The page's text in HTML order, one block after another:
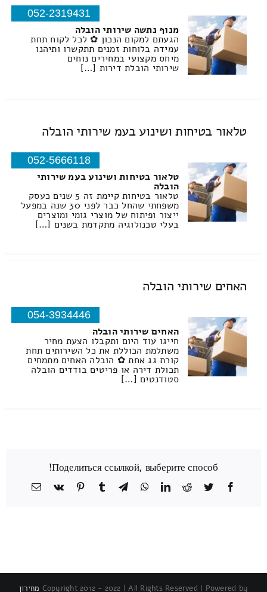
052-2319431
מנוף נתשה שירותי הובלה
הגעתם למקום הנכון ✿ לכל לקוח תחת
עמידה בלוחות זמנים תתקשרו ותיהנו
מיחס מקצועי במחירים נוחים
שירותי הובלת דירות […]
טלאור בטיחות ושינוע בעמ שירותי הובלה
052-5666118
טלאור בטיחות ושינוע בעמ שירותי
הובלה
טלאור בטיחות קיימת זה 5 שנים כעסק
משפחתי שהחל כבר לפני 30 שנה במפעל
ייצור ופיתוח של מוצרי גומי ומוצרים
בעלי טכנולוגיה מתקדמת בשנים […]
האחים שירותי הובלה
054-3934446
האחים שירותי הובלה
חייגו עוד היום ותקבלו הצעת מחיר
משתלמת הכוללת את כל השירותים תחת
קורת גג אחת ✿ הובלה האחים מתמחים
תכולת דירה או פריטים בודדים הובלה
סטודנטים […]
Поделиться ссылкой, выберите способ!
Facebook
Twitter
Reddit
LinkedIn
WhatsApp
Telegram
Tumblr
Pinterest
Vk
כתובת
Copyright 2012 - 2022 | All Rights Reserved | Powered by מחירון